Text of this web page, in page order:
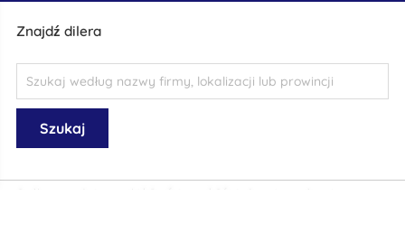
Znajdź dilera